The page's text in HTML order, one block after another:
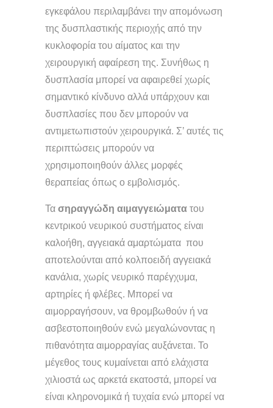
εγκεφάλου περιλαμβάνει την απομόνωση
της δυσπλαστικής περιοχής από την
κυκλοφορία του αίματος και την
χειρουργική αφαίρεση της. Συνήθως η
δυσπλασία μπορεί να αφαιρεθεί χωρίς
σημαντικό κίνδυνο αλλά υπάρχουν και
δυσπλασίες που δεν μπορούν να
αντιμετωπιστούν χειρουργικά. Σ’ αυτές τις
περιπτώσεις μπορούν να
χρησιμοποιηθούν άλλες μορφές
θεραπείας όπως ο εμβολισμός.
Τα σηραγγώδη αιμαγγειώματα του
κεντρικού νευρικού συστήματος είναι
καλοήθη, αγγειακά αμαρτώματα που
αποτελούνται από κολποειδή αγγειακά
κανάλια, χωρίς νευρικό παρέγχυμα,
αρτηρίες ή φλέβες. Μπορεί να
αιμορραγήσουν, να θρομβωθούν ή να
ασβεστοποιηθούν ενώ μεγαλώνοντας η
πιθανότητα αιμορραγίας αυξάνεται. Το
μέγεθος τους κυμαίνεται από ελάχιστα
χιλιοστά ως αρκετά εκατοστά, μπορεί να
είναι κληρονομικά ή τυχαία ενώ μπορεί να